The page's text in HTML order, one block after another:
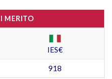
MERITO
IES€
918